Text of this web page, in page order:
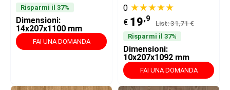
Risparmi il 37%
Dimensioni:
14x207x1100 mm
FAI UNA DOMANDA
0 ★★★★★
€ 19,9 List: 31,71 €
Risparmi il 37%
Dimensioni:
10x207x1092 mm
FAI UNA DOMANDA